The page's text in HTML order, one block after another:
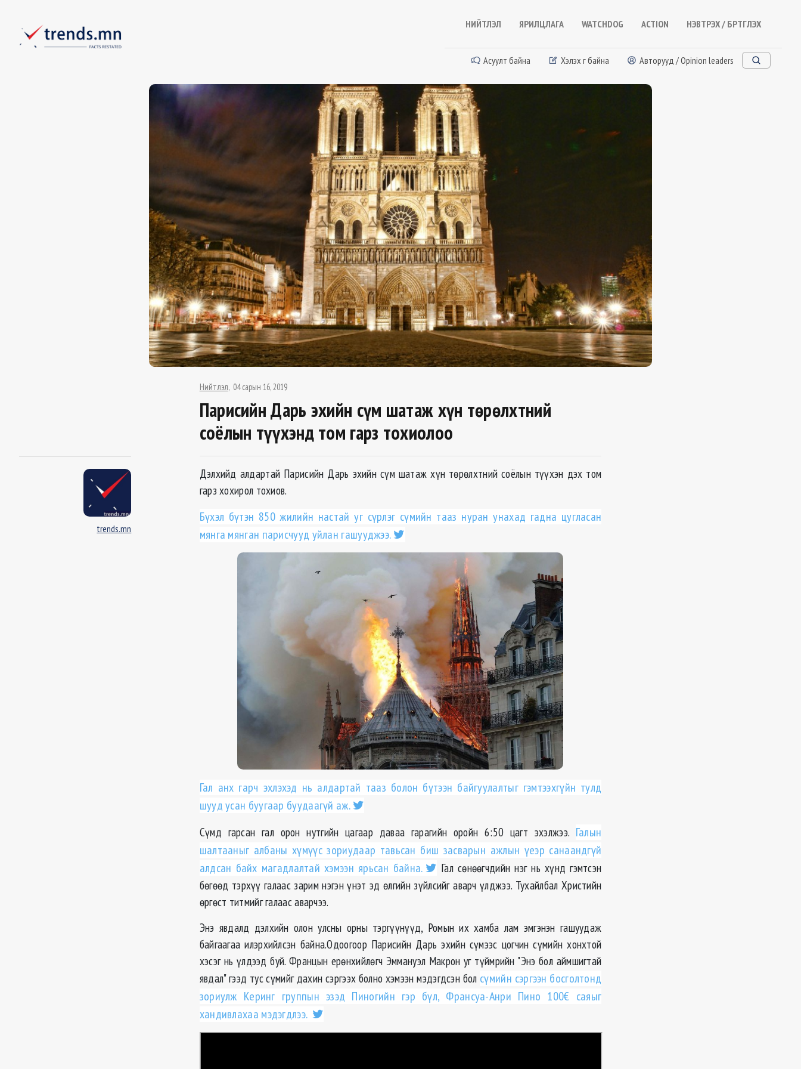
НИЙТЛЭЛ ЯРИЛЦЛАГА WATCHDOG ACTION НЭВТРЭХ / БҮРТГҮҮЛЭХ
Асуулт байна Хэлэх үг байна Авторууд / Opinion leaders
Нийтлэл 04 сарын 16, 2019
Парисийн Дарь эхийн сүм шатаж хүн төрөлхтний
соёлын түүхэнд том гарз тохиолоо
trends.mn
Дэлхийд алдартай Парисийн Дарь эхийн сүм шатаж хүн төрөлхтний соёлын түүхэн дэх том
гарз хохирол тохиов.
Бүхэл бүтэн 850 жилийн настай уг сүрлэг сүмийн тааз нуран унахад гадна цугласан
мянга мянган парисчууд уйлан гашууджээ.
Гал анх гарч эхлэхэд нь алдартай тааз болон бүтээн байгуулалтыг гэмтээхгүйн тулд
шууд усан буугаар буудаагүй аж.
Сүмд гарсан гал орон нутгийн цагаар даваа гарагийн оройн 6:50 цагт эхэлжээ. Галын
шалтааныг албаны хүмүүс зориудаар тавьсан биш засварын ажлын үеэр санаандгүй
алдсан байх магадлалтай хэмээн ярьсан байна.
Гал сөнөөгчдийн нэг нь хүнд гэмтсэн
бөгөөд тэрхүү галаас зарим нэгэн үнэт эд өлгийн зүйлсийг аварч үлджээ. Тухайлбал Христийн
өргөст титмийг галаас аварчээ.
Энэ явдалд дэлхийн олон улсны орны тэргүүнүүд, Ромын их хамба лам эмгэнэн гашуудаж
байгаагаа илэрхийлсэн байна.Одоогоор Парисийн Дарь эхийн сүмээс цогчин сүмийн хонхтой
хэсэг нь үлдээд буй. Францын ерөнхийлөгч Эммануэл Макрон уг түймрийн "Энэ бол аймшигтай
явдал" гээд тус сүмийг дахин сэргээх болно хэмээн мэдэгдсэн бол сүмийн сэргээн босголтонд
зориулж Керинг группын эзэд Пиногийн гэр бүл, Франсуа-Анри Пино 100€ саяыг
хандивлахаа мэдэгдлээ.